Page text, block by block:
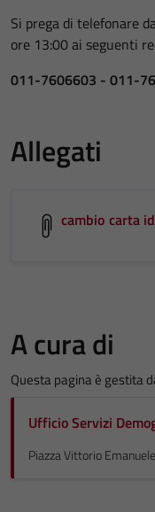
Si prega di telefonare
ore 13:00 ai seguenti
011-7606603 - 011-
Allegati
cambio carta
A cura di
Questa pagina è gestita
Ufficio Servizi
Piazza Vittorio